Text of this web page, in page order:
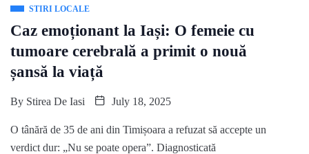
STIRI LOCALE
Caz emoționant la Iași: O femeie cu
tumoare cerebrală a primit o nouă
șansă la viață
By Stirea De Iasi July 18, 2025
O tânără de 35 de ani din Timișoara a refuzat să accepte un
verdict dur: „Nu se poate opera”. Diagnosticată